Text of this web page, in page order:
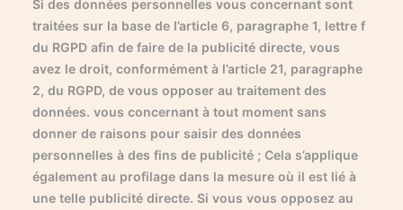
Si des données personnelles vous concernant sont
traitées sur la base de l’article 6, paragraphe 1, lettre f
du RGPD afin de faire de la publicité directe, vous
avez le droit, conformément à l’article 21, paragraphe
2, du RGPD, de vous opposer au traitement des
données. vous concernant à tout moment sans
donner de raisons pour saisir des données
personnelles à des fins de publicité ; Cela s’applique
également au profilage dans la mesure où il est lié à
une telle publicité directe. Si vous vous opposez au